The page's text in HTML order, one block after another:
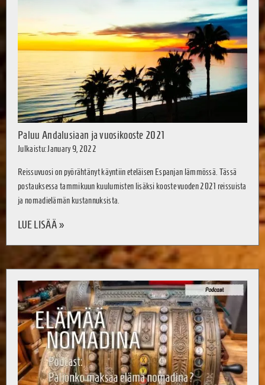
Paluu Andalusiaan ja vuosikooste 2021
Julkaistu: January 9, 2022
Reissuvuosi on pyörähtänyt käyntiin eteläisen Espanjan lämmössä. Tässä
postauksessa tammikuun kuulumisten lisäksi kooste vuoden 2021 reissuista
ja nomadielämän kustannuksista.
LUE LISÄÄ »